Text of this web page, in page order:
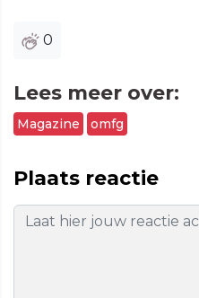
0
Lees meer over:
Magazine omfg
Plaats reactie